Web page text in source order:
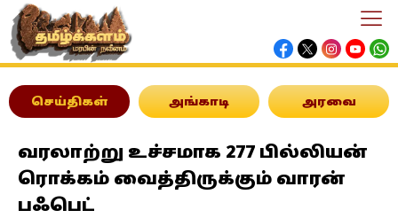
செய்திகள் அங்காடி அரவை
வரலாற்று உச்சமாக 277 பில்லியன்
ரொக்கம் வைத்திருக்கும் வாரன்
பஃபெட்